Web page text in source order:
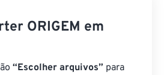
ORIGEM em
“Escolher arquivos” para